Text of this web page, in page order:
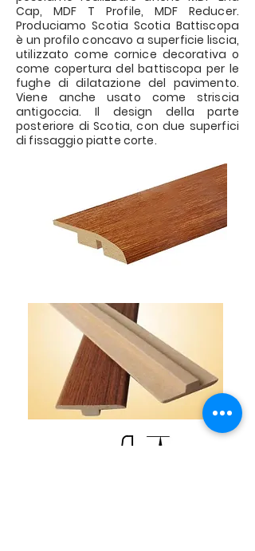
Cap, MDF T Profile, MDF Reducer.
Produciamo Scotia Scotia Battiscopa
è un profilo concavo a superficie liscia,
utilizzato come cornice decorativa o
come copertura del battiscopa per le
fughe di dilatazione del pavimento.
Viene anche usato come striscia
antigoccia. Il design della parte
posteriore di Scotia, con due superfici
di fissaggio piatte corte.